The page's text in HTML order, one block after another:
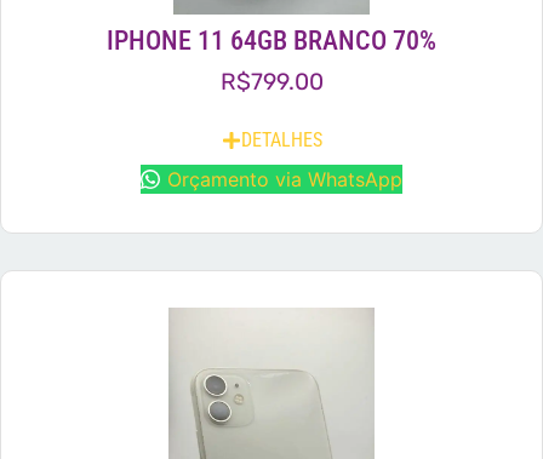
IPHONE 11 64GB BRANCO 70%
R$799.00
DETALHES
Orçamento via WhatsApp